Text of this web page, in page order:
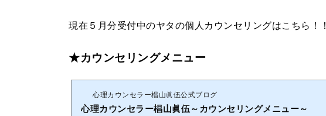
現在５月分受付中のヤタの個人カウンセリングはこちら！！
★カウンセリングメニュー
心理カウンセラー椙山眞伍公式ブログ
心理カウンセラー椙山眞伍～カウンセリングメニュー～